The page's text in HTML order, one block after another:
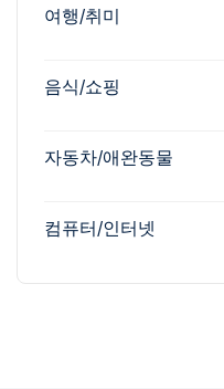
여행/취미
음식/쇼핑
자동차/애완동물
컴퓨터/인터넷